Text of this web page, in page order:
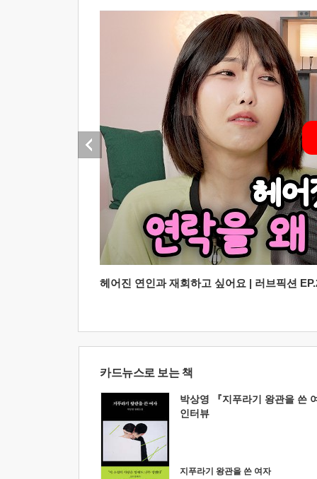
헤어진 연인과 재회하고 싶어요 | 러브픽션
카드뉴스로 보는 책
박상영 『지푸라기 왕관을 쓴
인터뷰
지푸라기 왕관을 쓴 여자